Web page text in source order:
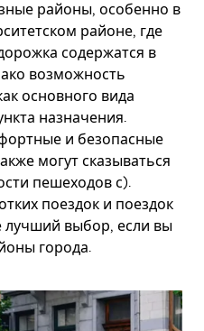
районы, особенно в
районе, где
содержатся в
возможность
основного вида
назначения.
и безопасные
могут сказываться
пешеходов с).
поездок и поездок
лучший выбор, если вы
города.